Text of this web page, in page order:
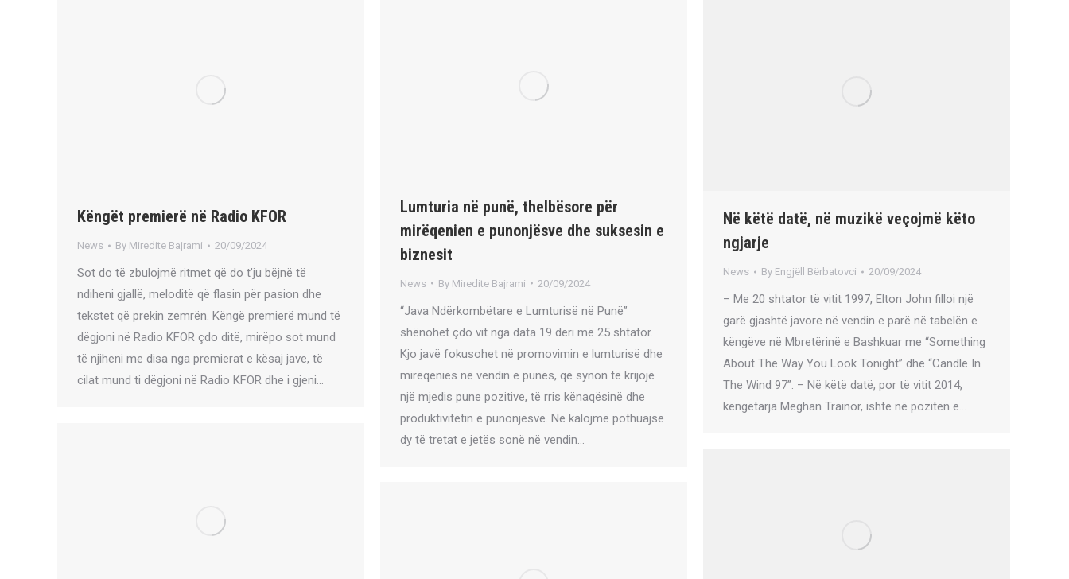
Këngët premierë në Radio KFOR
News By Miredite Bajrami 20/09/2024
Sot do të zbulojmë ritmet që do t’ju bëjnë të
ndiheni gjallë, meloditë që flasin për pasion dhe
tekstet që prekin zemrën. Këngë premierë mund të
dëgjoni në Radio KFOR çdo ditë, mirëpo sot mund
të njiheni me disa nga premierat e kësaj jave, të
cilat mund ti dëgjoni në Radio KFOR dhe i gjeni…
Lumturia në punë, thelbësore për
mirëqenien e punonjësve dhe suksesin e
biznesit
News By Miredite Bajrami 20/09/2024
“Java Ndërkombëtare e Lumturisë në Punë”
shënohet çdo vit nga data 19 deri më 25 shtator.
Kjo javë fokusohet në promovimin e lumturisë dhe
mirëqenies në vendin e punës, që synon të krijojë
një mjedis pune pozitive, të rris kënaqësinë dhe
produktivitetin e punonjësve. Ne kalojmë pothuajse
dy të tretat e jetës sonë në vendin…
Në këtë datë, në muzikë veçojmë këto
ngjarje
News By Engjëll Bërbatovci 20/09/2024
– Me 20 shtator të vitit 1997, Elton John filloi një
garë gjashtë javore në vendin e parë në tabelën e
këngëve në Mbretërinë e Bashkuar me “Something
About The Way You Look Tonight” dhe “Candle In
The Wind 97”. – Në këtë datë, por të vitit 2014,
këngëtarja Meghan Trainor, ishte në pozitën e…